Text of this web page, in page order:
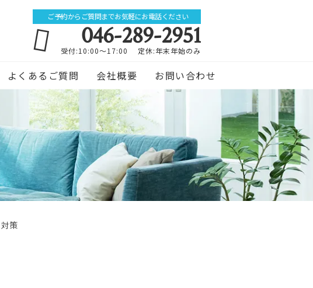
ご予約からご質問までお気軽にお電話ください
046-289-2951
受付:10:00～17:00 定休:年末年始のみ
よくあるご質問 会社概要 お問い合わせ
策